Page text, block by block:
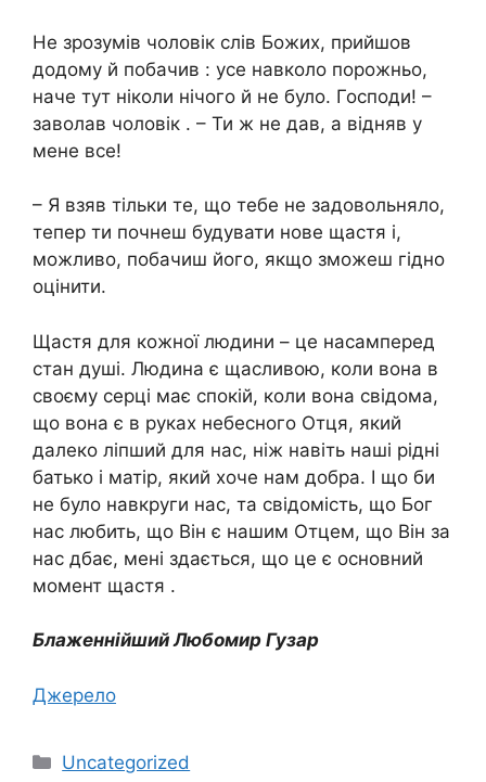
Не зрозумів чоловік слів Божих, прийшов
додому й побачив : усе навколо порожньо,
наче тут ніколи нічого й не було. Господи! –
заволав чоловік . – Ти ж не дав, а відняв у
мене все!
– Я взяв тільки те, що тебе не задовольняло,
тепер ти почнеш будувати нове щастя і,
можливо, побачиш його, якщо зможеш гідно
оцінити.
Щастя для кожної людини – це насамперед
стан душі. Людина є щасливою, коли вона в
своєму серці має спокій, коли вона свідома,
що вона є в руках небесного Отця, який
далеко ліпший для нас, ніж навіть наші рідні
батько і матір, який хоче нам добра. І що би
не було навкруги нас, та свідомість, що Бог
нас любить, що Він є нашим Отцем, що Він за
нас дбає, мені здається, що це є основний
момент щастя .
Блаженнійший Любомир Гузар
Джерело
Категорії
Uncategorized